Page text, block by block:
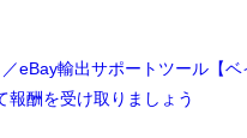
eBay輸出サポートツール【
報酬を受け取りましょう